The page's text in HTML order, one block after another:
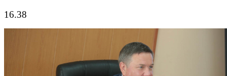
16.38